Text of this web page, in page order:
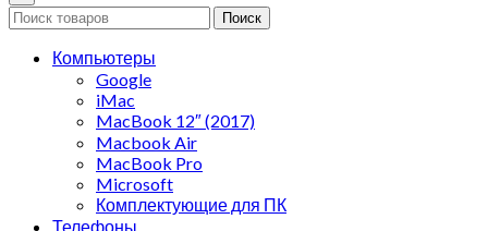
Поиск
Компьютеры
Google
iMac
MacBook 12″ (2017)
Macbook Air
MacBook Pro
Microsoft
Комплектующие для ПК
Телефоны